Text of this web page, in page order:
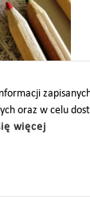
oraz w celu
więcej